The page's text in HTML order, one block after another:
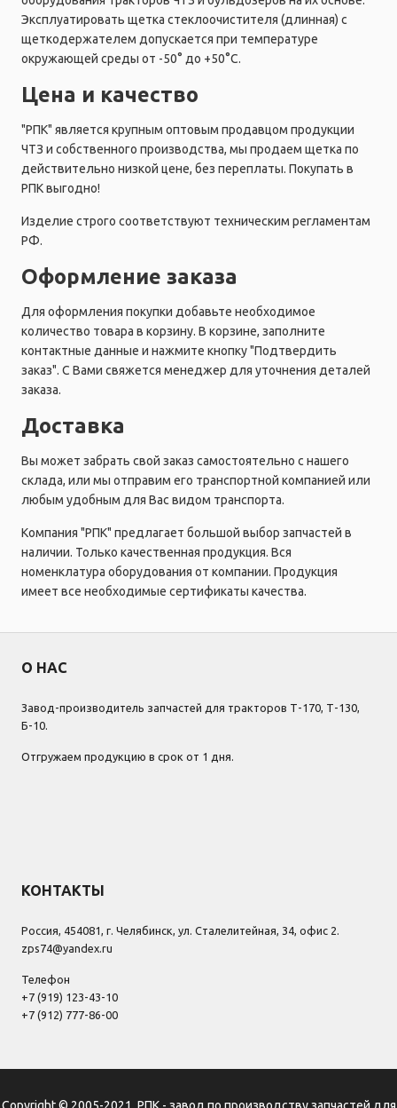
Эксплуатировать щетка стеклоочистителя (длинная) с
щеткодержателем допускается при температуре
окружающей среды от -50° до +50°C.
Цена и качество
"РПК" является крупным оптовым продавцом продукции
ЧТЗ и собственного производства, мы продаем щетка по
действительно низкой цене, без переплаты. Покупать в
РПК выгодно!
Изделие строго соответствуют техническим регламентам
РФ.
Оформление заказа
Для оформления покупки добавьте необходимое
количество товара в корзину. В корзине, заполните
контактные данные и нажмите кнопку "Подтвердить
заказ". С Вами свяжется менеджер для уточнения деталей
заказа.
Доставка
Вы может забрать свой заказ самостоятельно с нашего
склада, или мы отправим его транспортной компанией или
любым удобным для Вас видом транспорта.
Компания "РПК" предлагает большой выбор запчастей в
наличии. Только качественная продукция. Вся
номенклатура оборудования от компании. Продукция
имеет все необходимые сертификаты качества.
О НАС
Завод-производитель запчастей для тракторов Т-170, Т-130,
Б-10.
Отгружаем продукцию в срок от 1 дня.
КОНТАКТЫ
Россия, 454081, г. Челябинск, ул. Сталелитейная, 34, офис 2.
zps74@yandex.ru
Телефон
+7 (919) 123-43-10
+7 (912) 777-86-00
Copyright © 2005-2021, РПК - завод по производству запчастей для